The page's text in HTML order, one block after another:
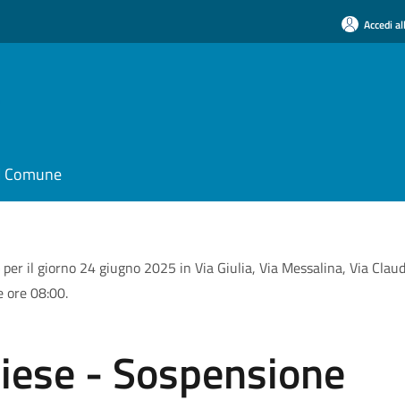
Accedi
il giorno 24 giugno 2025 in Via Giulia, Via Messalina, Via
ore 08:00.
- Sospensione